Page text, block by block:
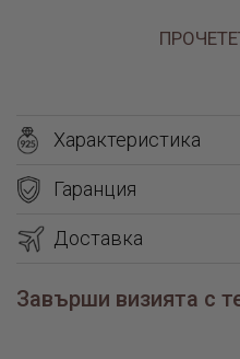
Характеристика
Гаранция
Доставка
Завърши визията с